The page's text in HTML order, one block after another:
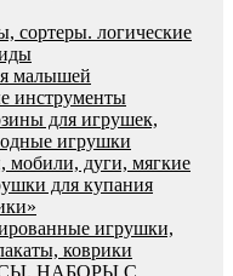
сортеры. логические
малышей
инструменты
для игрушек,
игрушки
мобили, дуги, мягкие
для купания
игрушки,
коврики
НАБОРЫ С